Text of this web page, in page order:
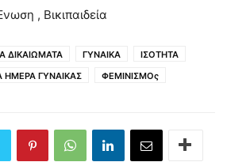
, Βικιπαιδεία
ΔΙΚΑΙΩΜΑΤΑ ΓΥΝΑΙΚΑ
ΙΣΟΤΗΤΑ
ΗΜΕΡΑ ΓΥΝΑΙΚΑΣ ΦΕΜΙΝΙΣΜΟς